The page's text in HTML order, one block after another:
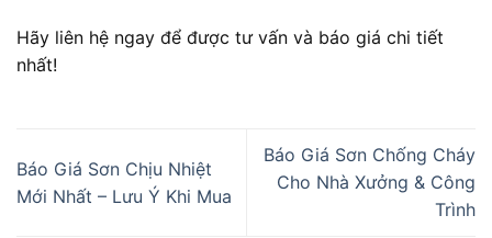
Hãy liên hệ ngay để được tư vấn và báo giá chi tiết
nhất!
Báo Giá Sơn Chịu Nhiệt
Mới Nhất – Lưu Ý Khi Mua
Báo Giá Sơn Chống Cháy
Cho Nhà Xưởng & Công
Trình